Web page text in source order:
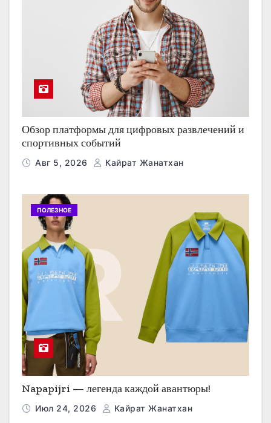
Обзор платформы для цифровых развлечений и
спортивных событий
Авг 5, 2026 Кайрат Жанатхан
ПОЛЕЗНОЕ
Napapijri — легенда каждой авантюры!
Июл 24, 2026 Кайрат Жанатхан